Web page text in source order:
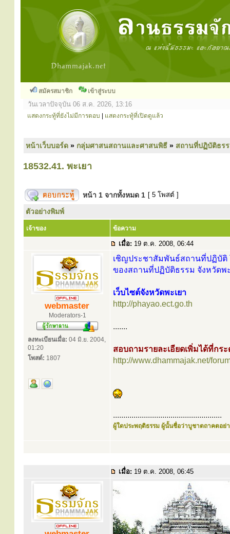
สมัครสมาชิก เข้าสู่ระบบ
วันเวลาปัจจุบัน 06 ส.ค. 2026, 13:16
แสดงกระทู้ที่ยังไม่มีการตอบ แสดงกระทู้ที่เปิดดูแล้ว
หน้าเว็บบอร์ด » กลุ่มศาสนสถานและศาสนพิธี » สถานที่ปฏิบัติธร
18532.41. พะเยา
หน้า 1 จากทั้งหมด 1 [ 5 โพสต์ ]
ตัวอย่างพิมพ์
เจ้าของ ข้อความ
เมื่อ: 19 ต.ค. 2008, 06:44
webmaster
Moderators-1
ลงทะเบียนเมื่อ: 04 มิ.ย. 2004,
01:20
โพสต์: 1807
เชิญประชาสัมพันธ์สถานที่ปฏิบัติ
ของสถานที่ปฏิบัติธรรม จังหวัดพะ
เว็บไซต์จังหวัดพะเยา
http://phayao.ect.go.th
.......
สอบถามรายละเอียดเพิ่มได้ที่กร
http://www.dhammajak.net/
.....................................................
ผู้ใดประพฤติธรรม ผู้นั้นชื่อว่าบูชาตถาคตอย่า
เมื่อ: 19 ต.ค. 2008, 06:45